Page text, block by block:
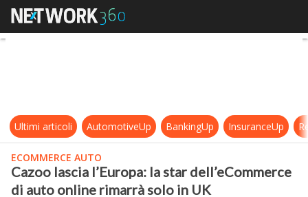
Cazoo lascia l’Europa: la star
Ultimi articoli AutomotiveUp BankingUp InsuranceUp
ECOMMERCE AUTO
Cazoo lascia l’Europa: la star dell’eCommerce
di auto online rimarrà solo in UK